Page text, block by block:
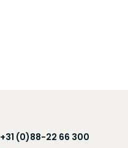
+31 (0)88-22 66 300